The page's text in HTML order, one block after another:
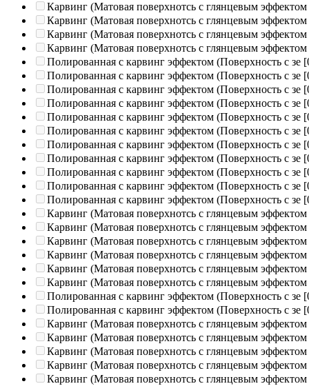
Карвинг (Матовая поверхнотсь с глянцевым эффектом
Карвинг (Матовая поверхнотсь с глянцевым эффектом
Карвинг (Матовая поверхнотсь с глянцевым эффектом
Карвинг (Матовая поверхнотсь с глянцевым эффектом
Полированная c карвинг эффектом (Поверхность с зе
Полированная c карвинг эффектом (Поверхность с зе
Полированная c карвинг эффектом (Поверхность с зе
Полированная c карвинг эффектом (Поверхность с зе
Полированная c карвинг эффектом (Поверхность с зе
Полированная c карвинг эффектом (Поверхность с зе
Полированная c карвинг эффектом (Поверхность с зе
Полированная c карвинг эффектом (Поверхность с зе
Полированная c карвинг эффектом (Поверхность с зе
Полированная c карвинг эффектом (Поверхность с зе
Полированная c карвинг эффектом (Поверхность с зе
Карвинг (Матовая поверхнотсь с глянцевым эффектом
Карвинг (Матовая поверхнотсь с глянцевым эффектом
Карвинг (Матовая поверхнотсь с глянцевым эффектом
Карвинг (Матовая поверхнотсь с глянцевым эффектом
Карвинг (Матовая поверхнотсь с глянцевым эффектом
Карвинг (Матовая поверхнотсь с глянцевым эффектом
Полированная c карвинг эффектом (Поверхность с зе
Полированная c карвинг эффектом (Поверхность с зе
Карвинг (Матовая поверхнотсь с глянцевым эффектом
Карвинг (Матовая поверхнотсь с глянцевым эффектом
Карвинг (Матовая поверхнотсь с глянцевым эффектом
Карвинг (Матовая поверхнотсь с глянцевым эффектом
Карвинг (Матовая поверхнотсь с глянцевым эффектом